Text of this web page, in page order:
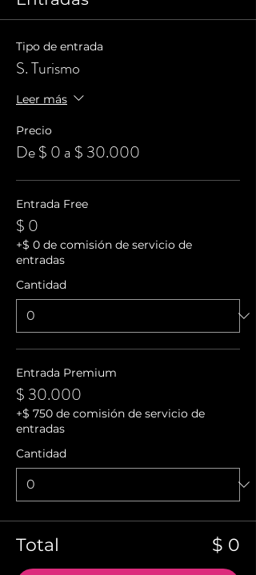
Tipo de entrada
S. Turismo
Leer más
Precio
De $ 0 a $ 30.000
Entrada Free
$ 0
+$ 0 de comisión de servicio de
entradas
Cantidad
Entrada Premium
$ 30.000
+$ 750 de comisión de servicio de
entradas
Cantidad
Total $ 0